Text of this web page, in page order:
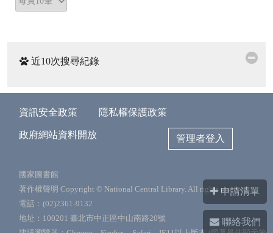
近10次搜尋紀錄
資訊安全政策 隱私權保護政策
政府網站資料開放 管理者登入
國家圖書館
著作權聲明 Copyright © National Central Library. All rights reserved.
電話：(02)2361-9132
地址：100201 臺北市中正區中山南路20號
申請清單
聯絡我們